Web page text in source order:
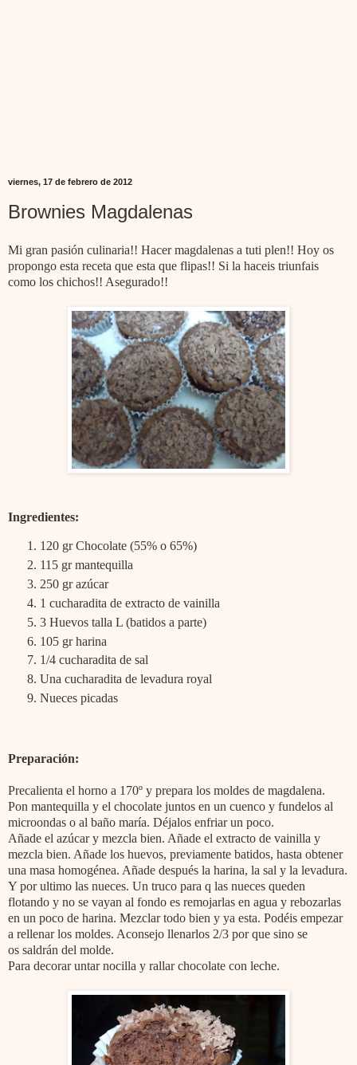
viernes, 17 de febrero de 2012
Brownies Magdalenas
Mi gran pasión culinaria!! Hacer magdalenas a tuti plen!! Hoy os
propongo esta receta que esta que flipas!! Si la haceis triunfais
como los chichos!! Asegurado!!
Ingredientes:
120 gr Chocolate (55% o 65%)
115 gr mantequilla
250 gr azúcar
1 cucharadita de extracto de vainilla
3 Huevos talla L (batidos a parte)
105 gr harina
1/4 cucharadita de sal
Una cucharadita de levadura royal
Nueces picadas
Preparación:
Precalienta el horno a 170º y prepara los moldes de magdalena.
Pon mantequilla y el chocolate juntos en un cuenco y fundelos al
microondas o al baño maría. Déjalos enfriar un poco.
Añade el azúcar y mezcla bien. Añade el extracto de vainilla y
mezcla bien. Añade los huevos, previamente batidos, hasta obtener
una masa homogénea. Añade después la harina, la sal y la levadura.
Y por ultimo las nueces. Un truco para q las nueces queden
flotando y no se vayan al fondo es remojarlas en agua y rebozarlas
en un poco de harina. Mezclar todo bien y ya esta. Podéis empezar
a rellenar los moldes. Aconsejo llenarlos 2/3 por que sino se
os saldrán del molde.
Para decorar untar nocilla y rallar chocolate con leche.